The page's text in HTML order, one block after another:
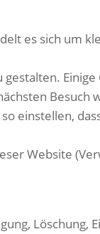
es sich um
Besuch
einstellen,
Website